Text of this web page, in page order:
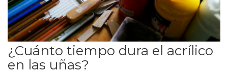
¿Cuánto tiempo dura el acrílico
en las uñas?